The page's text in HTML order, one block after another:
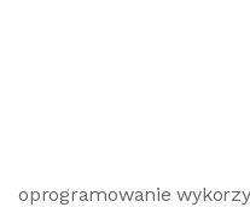
oprogramowanie